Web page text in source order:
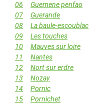
06
Guemene penfao
07
Guerande
08
La baule-escoublac
09
Les touches
10
Mauves sur loire
11
Nantes
12
Nort sur erdre
13
Nozay
14
Pornic
15
Pornichet